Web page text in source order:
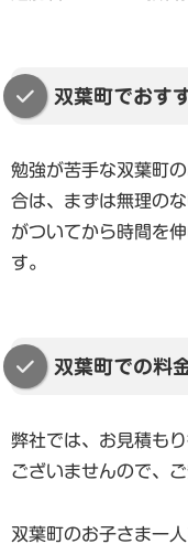
双葉町でおす
勉強が苦手な双葉町
合は、まずは無理の
がついてから時間を
す。
双葉町での料
弊社では、お見積も
ございませんので、ご
双葉町のお子さま一